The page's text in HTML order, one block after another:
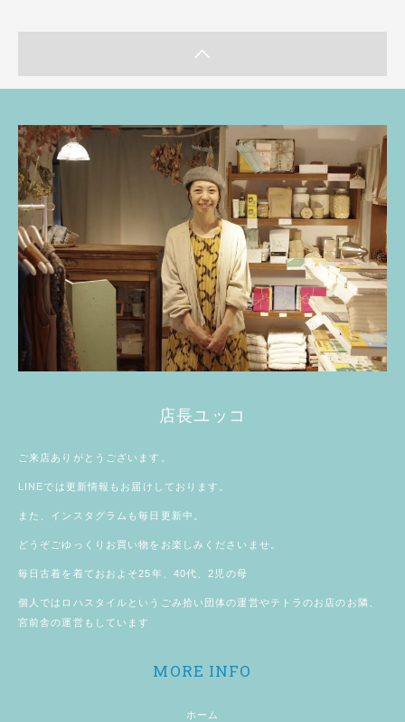
店長ユッコ
ご来店ありがとうございます。
LINEでは更新情報もお届けしております。
また、 インスタグラム も毎日更新中。
どうぞごゆっくりお買い物をお楽しみくださいませ。
毎日古着を着ておおよそ25年、40代、2児の母
個人では ロハスタイル というごみ拾い団体の運営やテトラのお店のお隣、
宮前舎の運営もしています
MORE INFO
ホーム